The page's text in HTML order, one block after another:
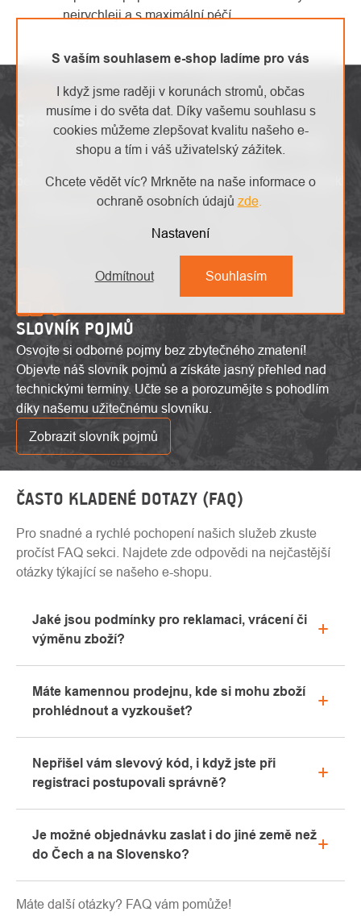
S vaším souhlasem e-shop ladíme pro vás
I když jsme raději v korunách stromů, občas
musíme i do světa dat. Díky vašemu souhlasu s
cookies můžeme zlepšovat kvalitu našeho e-
shopu a tím i váš uživatelský zážitek.
Chcete vědět víc? Mrkněte na naše informace o
ochraně osobních údajů zde.
Nastavení
Odmítnout Souhlasím
nejrychleji a s maximální péčí.
SAFETY ZÓNA
Odhalte nejnovější výškové trendy, inovativní produkty
a lákavé akce. Buďte v obraze s aktuálními
bezpečnostními upozorněními a prozkoumejte svět výšek!
To mě zajímá
SLOVNÍK POJMŮ
Osvojte si odborné pojmy bez zbytečného zmatení!
Objevte náš slovník pojmů a získáte jasný přehled nad
technickými termíny. Učte se a porozumějte s pohodlím
díky našemu užitečnému slovníku.
Zobrazit slovník pojmů
ČASTO KLADENÉ DOTAZY (FAQ)
Pro snadné a rychlé pochopení našich služeb zkuste
pročíst FAQ sekci. Najdete zde odpovědi na nejčastější
otázky týkající se našeho e-shopu.
Jaké jsou podmínky pro reklamaci, vrácení či
výměnu zboží?
v sekci "Vše o nákupu" nebo nás kontaktujte
emailem či telefonicky.
Máte kamennou prodejnu, kde si mohu zboží
prohlédnout a vyzkoušet?
Rádi vám zde poradíme s výběrem vhodného
vybavení, které si můžete vyzkoušet přímo v našem
showroomu.
Nepřišel vám slevový kód, i když jste při
registraci postupovali správně?
záložku „hromadné“ nebo „SPAM“, velice často zde
email s kódem končí. Pokud jste i přesto svůj
slevový kód nenalezli, kontaktujte nás na
info@pavouci.cz
Je možné objednávku zaslat i do jiné země než
do Čech a na Slovensko?
GLS. Cena této dopravy je dle kalkulace od
Máte další otázky? FAQ vám pomůže!